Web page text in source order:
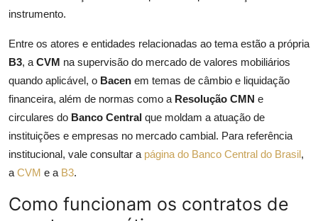
instrumento.
Entre os atores e entidades relacionadas ao tema estão a própria
B3, a CVM na supervisão do mercado de valores mobiliários
quando aplicável, o Bacen em temas de câmbio e liquidação
financeira, além de normas como a Resolução CMN e
circulares do Banco Central que moldam a atuação de
instituições e empresas no mercado cambial. Para referência
institucional, vale consultar a página do Banco Central do Brasil,
a CVM e a B3.
Como funcionam os contratos de